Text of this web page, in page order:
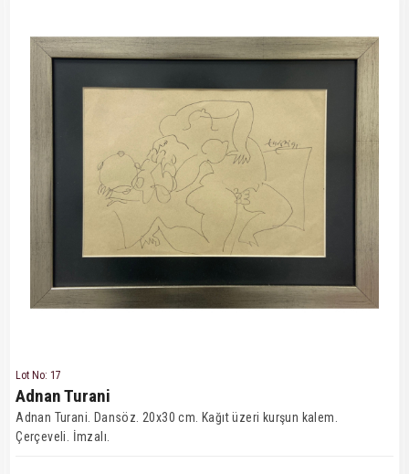
Lot No: 17
Adnan Turani
Adnan Turani. Dansöz. 20x30 cm. Kağıt üzeri kurşun kalem.
Çerçeveli. İmzalı.